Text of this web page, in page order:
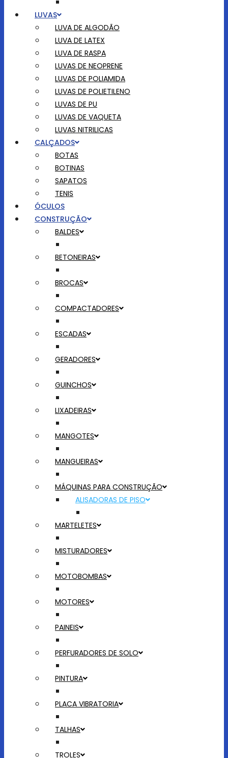
LUVAS
LUVA DE ALGODÃO
LUVA DE LATEX
LUVA DE RASPA
LUVAS DE NEOPRENE
LUVAS DE POLIAMIDA
LUVAS DE POLIETILENO
LUVAS DE PU
LUVAS DE VAQUETA
LUVAS NITRILICAS
CALÇADOS
BOTAS
BOTINAS
SAPATOS
TENIS
ÓCULOS
CONSTRUÇÃO
BALDES
BETONEIRAS
BROCAS
COMPACTADORES
ESCADAS
GERADORES
GUINCHOS
LIXADEIRAS
MANGOTES
MANGUEIRAS
MÁQUINAS PARA CONSTRUÇÃO
ALISADORAS DE PISO
MARTELETES
MISTURADORES
MOTOBOMBAS
MOTORES
PAINEIS
PERFURADORES DE SOLO
PINTURA
PLACA VIBRATORIA
TALHAS
TROLES